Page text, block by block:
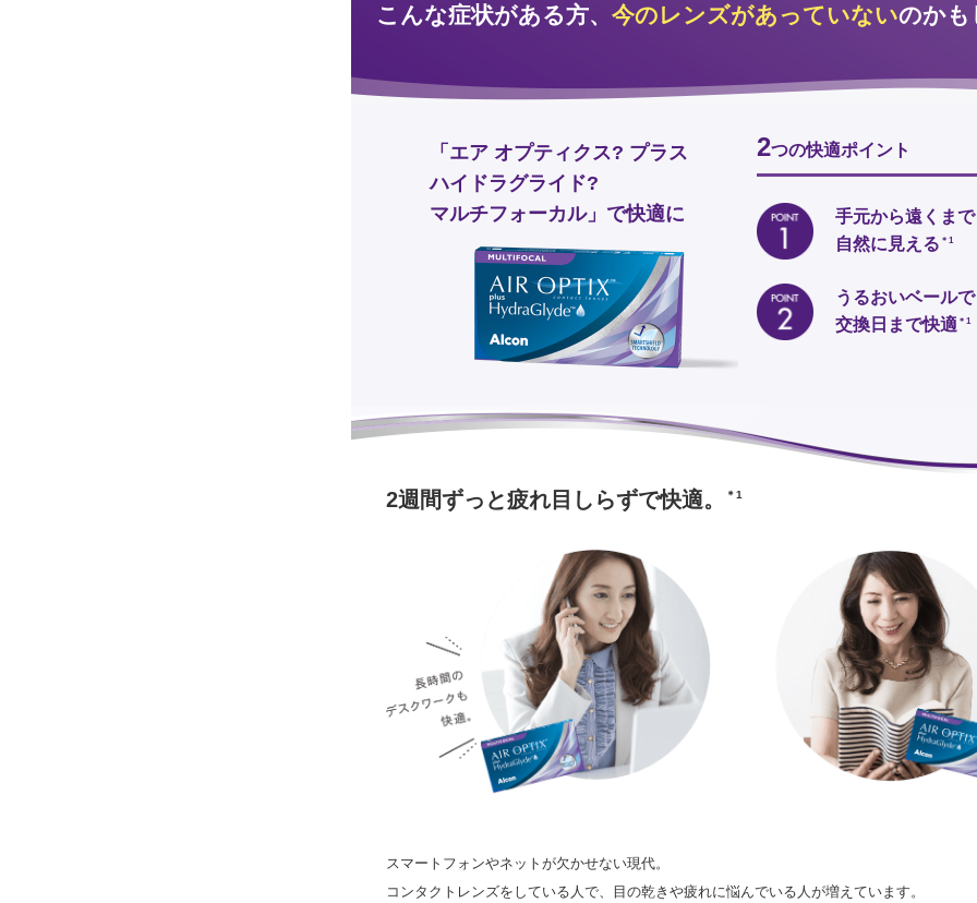
こんな症状がある方、 今のレンズがあっていないのかも
「エア オプティクス? プラス
ハイドラグライド?
マルチフォーカル」で快適に
2つの快適ポイント
手元から遠くまで
自然に見える ＊1
うるおいベールで
交換日まで快適 ＊1
2週間ずっと疲れ目しらずで快適。 ＊1
スマートフォンやネットが欠かせない現代。
コンタクトレンズをしている人で、目の乾きや疲れに悩んでいる人が増えています。